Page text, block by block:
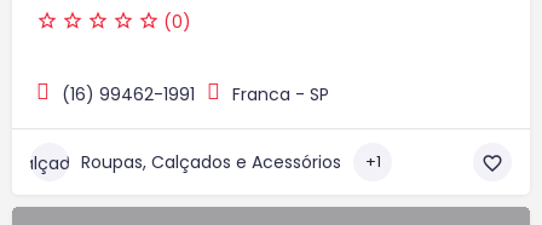
(0)
(16) 99462-1991 Franca - SP
Roupas, Calçados e Acessórios +1